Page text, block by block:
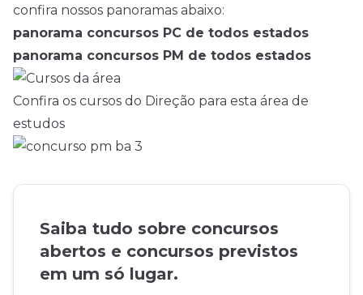
confira nossos panoramas abaixo:
panorama concursos PC de todos estados
panorama concursos PM de todos estados
Confira os cursos do Direção para esta área de
estudos
Saiba tudo sobre concursos
abertos e concursos previstos
em um só lugar.